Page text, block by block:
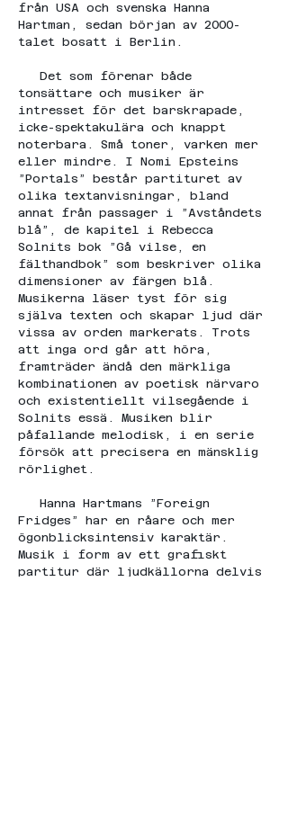
från USA och svenska Hanna
Hartman, sedan början av 2000-
talet bosatt i Berlin.
Det som förenar både
tonsättare och musiker är
intresset för det barskrapade,
icke-spektakulära och knappt
noterbara. Små toner, varken mer
eller mindre. I Nomi Epsteins
”Portals” består partituret av
olika textanvisningar, bland
annat från passager i ”Avståndets
blå”, de kapitel i Rebecca
Solnits bok ”Gå vilse, en
fälthandbok” som beskriver olika
dimensioner av färgen blå.
Musikerna läser tyst för sig
själva texten och skapar ljud där
vissa av orden markerats. Trots
att inga ord går att höra,
framträder ändå den märkliga
kombinationen av poetisk närvaro
och existentiellt vilsegående i
Solnits essä. Musiken blir
påfallande melodisk, i en serie
försök att precisera en mänsklig
rörlighet.
Hanna Hartmans ”Foreign
Fridges” har en råare och mer
ögonblicksintensiv karaktär.
Musik i form av ett grafiskt
partitur där ljudkällorna delvis